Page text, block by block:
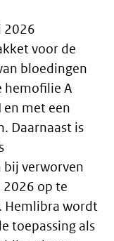
2026
voor de
bloedingen
hemofilie A
en met een
Daarnaast is
verworven
op te
Hemlibra wordt
toepassing als